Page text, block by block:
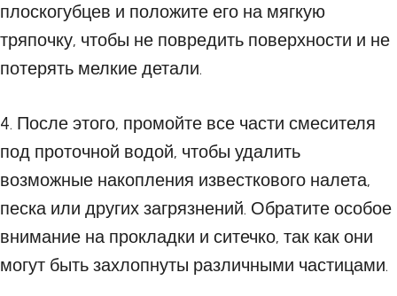
плоскогубцев и положите его на мягкую
тряпочку, чтобы не повредить поверхности и не
потерять мелкие детали.
4. После этого, промойте все части смесителя
под проточной водой, чтобы удалить
возможные накопления известкового налета,
песка или других загрязнений. Обратите особое
внимание на прокладки и ситечко, так как они
могут быть захлопнуты различными частицами.